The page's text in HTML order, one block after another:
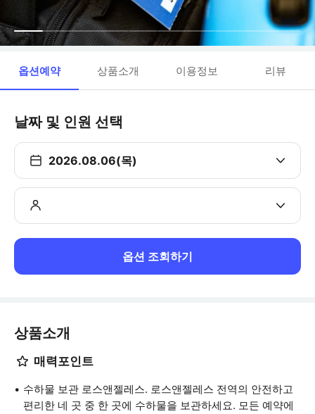
옵션예약 상품소개 이용정보 리뷰
날짜 및 인원 선택
2026.08.06(목)
옵션 조회하기
상품소개
매력포인트
수하물 보관 로스앤젤레스. 로스앤젤레스 전역의 안전하고
편리한 네 곳 중 한 곳에 수하물을 보관하세요. 모든 예약에